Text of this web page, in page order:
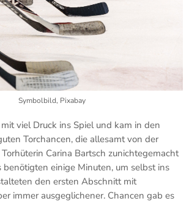
Symbolbild, Pixabay
viel Druck ins Spiel und kam in den
Torchancen, die allesamt von der
Carina Bartsch zunichtegemacht
benötigten einige Minuten, um selbst ins
den ersten Abschnitt mit
immer ausgeglichener. Chancen gab es